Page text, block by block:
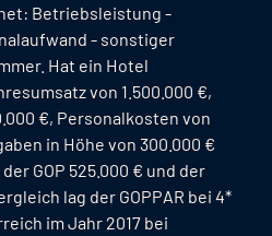
Betriebsleistung -
- sonstiger
Hat ein Hotel
von 1.500.000 €,
€, Personalkosten von
in Höhe von 300.000 €
GOP 525.000 € und der
lag der GOPPAR bei 4*
im Jahr 2017 bei